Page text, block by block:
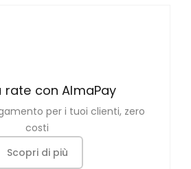
rate con AlmaPay
per i tuoi clienti, zero
costi
Scopri di più